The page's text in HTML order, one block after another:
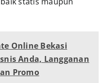
Online Bekasi
Anda, Langganan
Promo